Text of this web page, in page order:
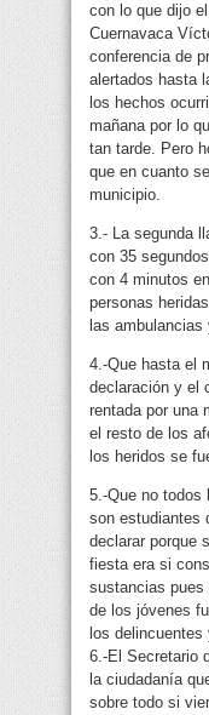
con lo que dijo
Cuernavaca
conferencia de
alertados hasta
los hechos
mañana por lo
tan tarde. Pero
que en cuanto
municipio.
3.- La segunda
con 35
con 4 minutos
personas
las
4.-Que hasta el
declaración y el
rentada por una
el resto de los
los heridos se
5.-Que no todos
son estudiantes
declarar porque
fiesta era si
sustancias pues
de los jóvenes
los
6.-El Secretario
la ciudadanía
sobre todo si